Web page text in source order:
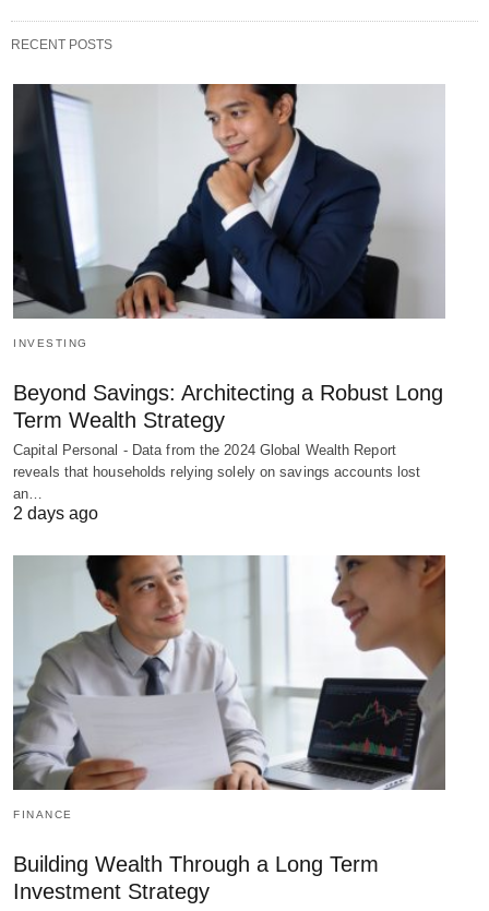
RECENT POSTS
INVESTING
Beyond Savings: Architecting a Robust Long
Term Wealth Strategy
Capital Personal - Data from the 2024 Global Wealth Report
reveals that households relying solely on savings accounts lost
an…
2 days ago
FINANCE
Building Wealth Through a Long Term
Investment Strategy